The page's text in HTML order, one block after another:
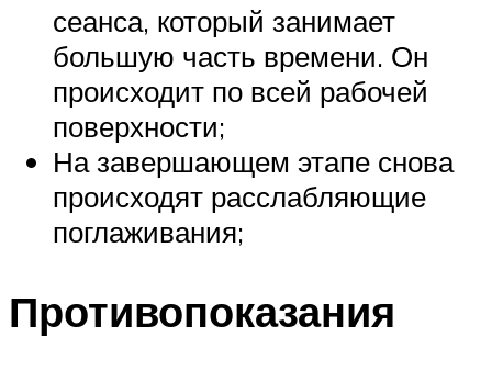
сеанса, который занимает
большую часть времени. Он
происходит по всей рабочей
поверхности;
На завершающем этапе снова
происходят расслабляющие
поглаживания;
Противопоказания